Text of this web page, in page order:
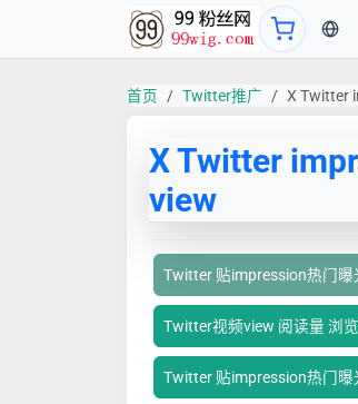
当
首页 Twitter推广 X Twitter
X Twitter
view
Twitter 贴impression热门曝
Twitter视频view 阅读量 浏
Twitter 贴impression热门曝